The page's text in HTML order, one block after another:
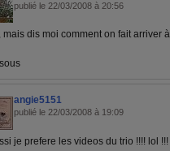
publié le 22/03/2008 à 20:56
mais dis moi comment on fait arriver
angie5151
publié le 22/03/2008 à 19:09
je prefere les videos du trio !!!! lol